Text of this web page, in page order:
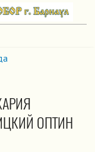
ОПТИН